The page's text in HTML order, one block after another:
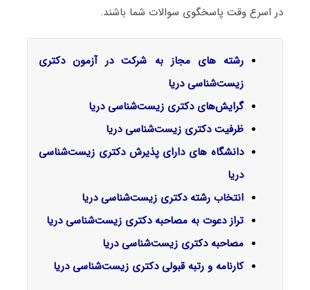
در اسرع وقت پاسخگوی سوالات شما باشند.
رشته های مجاز به شرکت در آزمون دکتری
زیست‌شناسی دریا
گرایش‌های دکتری زیست‌شناسی دریا
ظرفیت دکتری زیست‌شناسی دریا
دانشگاه های دارای پذیرش دکتری زیست‌شناسی
دریا
انتخاب رشته دکتری زیست‌شناسی دریا
تراز دعوت به مصاحبه دکتری زیست‌شناسی دریا
مصاحبه دکتری زیست‌شناسی دریا
کارنامه و رتبه قبولی دکتری زیست‌شناسی دریا